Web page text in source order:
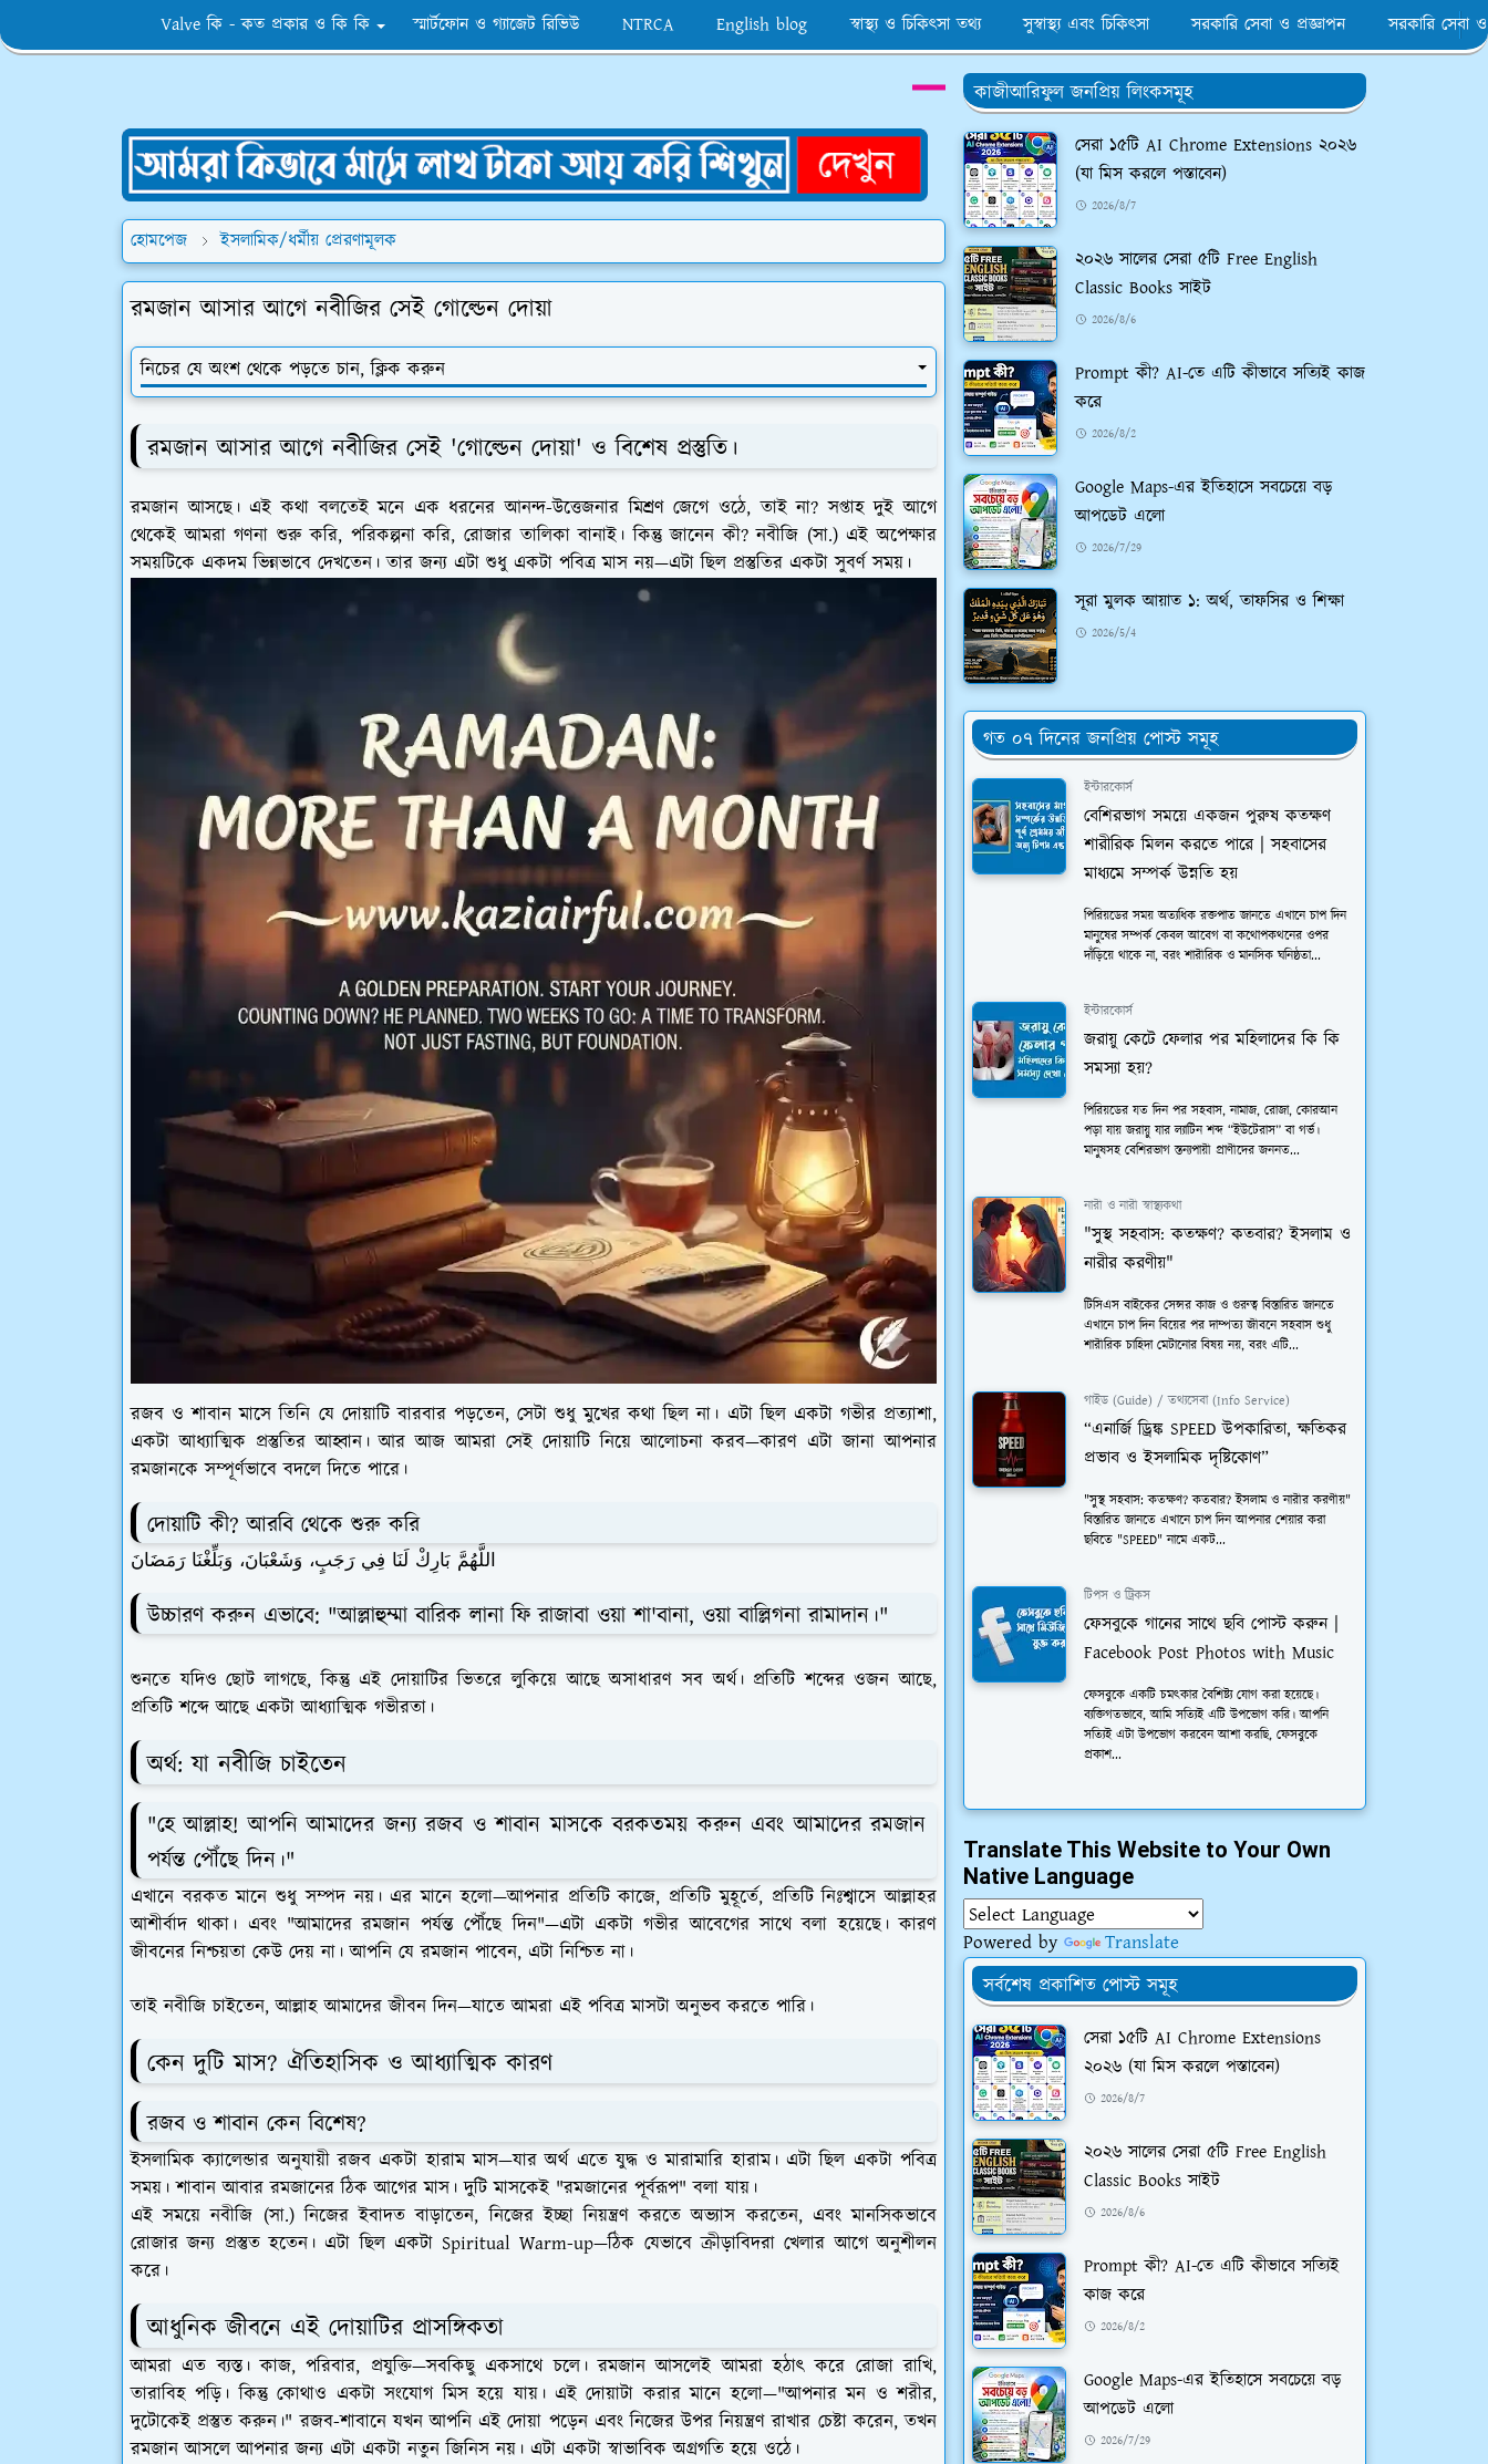
Valve কি - কত প্রকার ও কি কি স্মার্টফোন ও গ্যাজেট রিভিউ NTRCA English blog স্বাস্থ্য ও চিকিৎসা তথ্য সুস্বাস্থ্য এবং চিকিৎসা সরকারি সেবা ও প্রজ্ঞাপন সরকারি সেবা
হোমপেজ ইসলামিক/ধর্মীয় প্রেরণামূলক
রমজান আসার আগে নবীজির সেই গোল্ডেন দোয়া
নিচের যে অংশ থেকে পড়তে চান, ক্লিক করুন
রমজান আসার আগে নবীজির সেই 'গোল্ডেন দোয়া' ও বিশেষ প্রস্তুতি।
রমজান আসছে। এই কথা বলতেই মনে এক ধরনের আনন্দ-উত্তেজনার মিশ্রণ জেগে ওঠে, তাই না? সপ্তাহ দুই আগে
থেকেই আমরা গণনা শুরু করি, পরিকল্পনা করি, রোজার তালিকা বানাই। কিন্তু জানেন কী? নবীজি (সা.) এই অপেক্ষার
সময়টিকে একদম ভিন্নভাবে দেখতেন। তার জন্য এটা শুধু একটা পবিত্র মাস নয়—এটা ছিল প্রস্তুতির একটা সুবর্ণ সময়।
রজব ও শাবান মাসে তিনি যে দোয়াটি বারবার পড়তেন, সেটা শুধু মুখের কথা ছিল না। এটা ছিল একটা গভীর প্রত্যাশা,
একটা আধ্যাত্মিক প্রস্তুতির আহ্বান। আর আজ আমরা সেই দোয়াটি নিয়ে আলোচনা করব—কারণ এটা জানা আপনার
রমজানকে সম্পূর্ণভাবে বদলে দিতে পারে।
দোয়াটি কী? আরবি থেকে শুরু করি
اللَّهُمَّ بَارِكْ لَنَا فِي رَجَبٍ، وَشَعْبَانَ، وَبَلِّغْنَا رَمَضَانَ
উচ্চারণ করুন এভাবে: "আল্লাহুম্মা বারিক লানা ফি রাজাবা ওয়া শা'বানা, ওয়া বাল্লিগনা রামাদান।"
শুনতে যদিও ছোট লাগছে, কিন্তু এই দোয়াটির ভিতরে লুকিয়ে আছে অসাধারণ সব অর্থ। প্রতিটি শব্দের ওজন আছে,
প্রতিটি শব্দে আছে একটা আধ্যাত্মিক গভীরতা।
অর্থ: যা নবীজি চাইতেন
"হে আল্লাহ! আপনি আমাদের জন্য রজব ও শাবান মাসকে বরকতময় করুন এবং আমাদের রমজান
পর্যন্ত পৌঁছে দিন।"
এখানে বরকত মানে শুধু সম্পদ নয়। এর মানে হলো—আপনার প্রতিটি কাজে, প্রতিটি মুহূর্তে, প্রতিটি নিঃশ্বাসে আল্লাহর
আশীর্বাদ থাকা। এবং "আমাদের রমজান পর্যন্ত পৌঁছে দিন"—এটা একটা গভীর আবেগের সাথে বলা হয়েছে। কারণ
জীবনের নিশ্চয়তা কেউ দেয় না। আপনি যে রমজান পাবেন, এটা নিশ্চিত না।
তাই নবীজি চাইতেন, আল্লাহ আমাদের জীবন দিন—যাতে আমরা এই পবিত্র মাসটা অনুভব করতে পারি।
কেন দুটি মাস? ঐতিহাসিক ও আধ্যাত্মিক কারণ
রজব ও শাবান কেন বিশেষ?
ইসলামিক ক্যালেন্ডার অনুযায়ী রজব একটা হারাম মাস—যার অর্থ এতে যুদ্ধ ও মারামারি হারাম। এটা ছিল একটা পবিত্র
সময়। শাবান আবার রমজানের ঠিক আগের মাস। দুটি মাসকেই "রমজানের পূর্বরূপ" বলা যায়।
এই সময়ে নবীজি (সা.) নিজের ইবাদত বাড়াতেন, নিজের ইচ্ছা নিয়ন্ত্রণ করতে অভ্যাস করতেন, এবং মানসিকভাবে
রোজার জন্য প্রস্তুত হতেন। এটা ছিল একটা Spiritual Warm-up—ঠিক যেভাবে ক্রীড়াবিদরা খেলার আগে অনুশীলন
করে।
আধুনিক জীবনে এই দোয়াটির প্রাসঙ্গিকতা
আমরা এত ব্যস্ত। কাজ, পরিবার, প্রযুক্তি—সবকিছু একসাথে চলে। রমজান আসলেই আমরা হঠাৎ করে রোজা রাখি,
তারাবিহ পড়ি। কিন্তু কোথাও একটা সংযোগ মিস হয়ে যায়। এই দোয়াটা করার মানে হলো—"আপনার মন ও শরীর,
দুটোকেই প্রস্তুত করুন।" রজব-শাবানে যখন আপনি এই দোয়া পড়েন এবং নিজের উপর নিয়ন্ত্রণ রাখার চেষ্টা করেন, তখন
রমজান আসলে আপনার জন্য এটা একটা নতুন জিনিস নয়। এটা একটা স্বাভাবিক অগ্রগতি হয়ে ওঠে।
কাজীআরিফুল জনপ্রিয় লিংকসমূহ
সেরা ১৫টি AI Chrome Extensions ২০২৬
(যা মিস করলে পস্তাবেন)
2026/8/7
২০২৬ সালের সেরা ৫টি Free English
Classic Books সাইট
2026/8/6
Prompt কী? AI-তে এটি কীভাবে সত্যিই কাজ
করে
2026/8/2
Google Maps-এর ইতিহাসে সবচেয়ে বড়
আপডেট এলো
2026/7/29
সূরা মুলক আয়াত ১: অর্থ, তাফসির ও শিক্ষা
2026/5/4
গত ০৭ দিনের জনপ্রিয় পোস্ট সমূহ
ইন্টারকোর্স
বেশিরভাগ সময়ে একজন পুরুষ কতক্ষণ
শারীরিক মিলন করতে পারে | সহবাসের
মাধ্যমে সম্পর্ক উন্নতি হয়
পিরিয়ডের সময় অত্যধিক রক্তপাত জানতে এখানে চাপ দিন
মানুষের সম্পর্ক কেবল আবেগ বা কথোপকথনের ওপর
দাঁড়িয়ে থাকে না, বরং শারীরিক ও মানসিক ঘনিষ্ঠতা...
ইন্টারকোর্স
জরায়ু কেটে ফেলার পর মহিলাদের কি কি
সমস্যা হয়?
পিরিয়ডের যত দিন পর সহবাস, নামাজ, রোজা, কোরআন
পড়া যায় জরায়ু যার ল্যাটিন শব্দ “ইউটেরাস” বা গর্ভ।
মানুষসহ বেশিরভাগ স্তন্যপায়ী প্রাণীদের জননত...
নারী ও নারী স্বাস্থ্যকথা
"সুস্থ সহবাস: কতক্ষণ? কতবার? ইসলাম ও
নারীর করণীয়"
টিসিএস বাইকের সেন্সর কাজ ও গুরুত্ব বিস্তারিত জানতে
এখানে চাপ দিন বিয়ের পর দাম্পত্য জীবনে সহবাস শুধু
শারীরিক চাহিদা মেটানোর বিষয় নয়, বরং এটি...
গাইড (Guide) / তথ্যসেবা (Info Service)
“এনার্জি ড্রিঙ্ক SPEED উপকারিতা, ক্ষতিকর
প্রভাব ও ইসলামিক দৃষ্টিকোণ”
"সুস্থ সহবাস: কতক্ষণ? কতবার? ইসলাম ও নারীর করণীয়"
বিস্তারিত জানতে এখানে চাপ দিন আপনার শেয়ার করা
ছবিতে "SPEED" নামে একট...
টিপস ও ট্রিকস
ফেসবুকে গানের সাথে ছবি পোস্ট করুন |
Facebook Post Photos with Music
ফেসবুকে একটি চমত্কার বৈশিষ্ট্য যোগ করা হয়েছে।
ব্যক্তিগতভাবে, আমি সত্যিই এটি উপভোগ করি। আপনি
সত্যিই এটা উপভোগ করবেন আশা করছি, ফেসবুকে
প্রকাশ...
Translate This Website to Your Own
Native Language
Powered by
Translate
সর্বশেষ প্রকাশিত পোস্ট সমূহ
সেরা ১৫টি AI Chrome Extensions
২০২৬ (যা মিস করলে পস্তাবেন)
2026/8/7
২০২৬ সালের সেরা ৫টি Free English
Classic Books সাইট
2026/8/6
Prompt কী? AI-তে এটি কীভাবে সত্যিই
কাজ করে
2026/8/2
Google Maps-এর ইতিহাসে সবচেয়ে বড়
আপডেট এলো
2026/7/29